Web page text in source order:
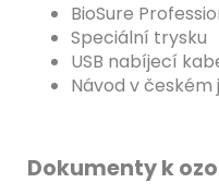
BioSure
Speciální trysku
USB nabíjecí
Návod v českém
Dokumenty k